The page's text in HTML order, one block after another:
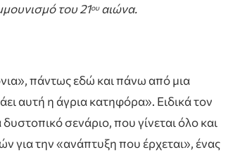
του 21ουαιώνα.
πάντως εδώ και πάνω από μια
αυτή η άγρια κατηφόρα». Ειδικά τον
σενάριο, που γίνεται όλο και
για την «ανάπτυξη που έρχεται», ένας